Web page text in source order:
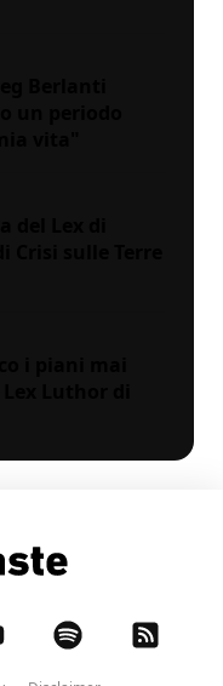
Berlanti
un periodo
del Lex di
Crisi sulle Terre
i piani mai
Luthor di